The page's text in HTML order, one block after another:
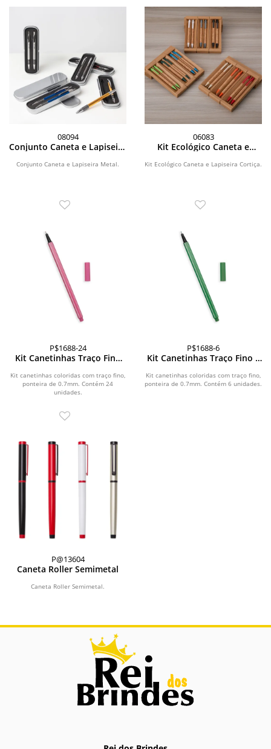
08094
Conjunto Caneta e Lapiseira
Conjunto Caneta e Lapiseira Metal.
06083
Kit Ecológico Caneta e
Kit Ecológico Caneta e Lapiseira Cortiça.
P$1688-24
Kit Canetinhas Traço Fino
Kit canetinhas coloridas com traço fino,
ponteira de 0.7mm. Contém 24
unidades.
P$1688-6
Kit Canetinhas Traço Fino 6
Kit canetinhas coloridas com traço fino,
ponteira de 0.7mm. Contém 6 unidades.
P@13604
Caneta Roller Semimetal
Caneta Roller Semimetal.